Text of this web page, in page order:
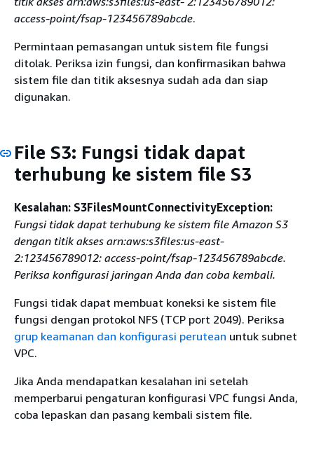
access-point/fsap-123456789abcde.
Permintaan pemasangan untuk sistem file fungsi
ditolak. Periksa izin fungsi, dan konfirmasikan bahwa
sistem file dan titik aksesnya sudah ada dan siap
digunakan.
File S3: Fungsi tidak dapat
terhubung ke sistem file S3
Kesalahan: S3FilesMountConnectivityException:
Fungsi tidak dapat terhubung ke sistem file Amazon S3
dengan titik akses arn:aws:s3files:us-east-
2:123456789012: access-point/fsap-123456789abcde.
Periksa konfigurasi jaringan Anda dan coba kembali.
Fungsi tidak dapat membuat koneksi ke sistem file
fungsi dengan protokol NFS (TCP port 2049). Periksa
grup keamanan dan konfigurasi perutean untuk subnet
VPC.
Jika Anda mendapatkan kesalahan ini setelah
memperbarui pengaturan konfigurasi VPC fungsi Anda,
coba lepaskan dan pasang kembali sistem file.